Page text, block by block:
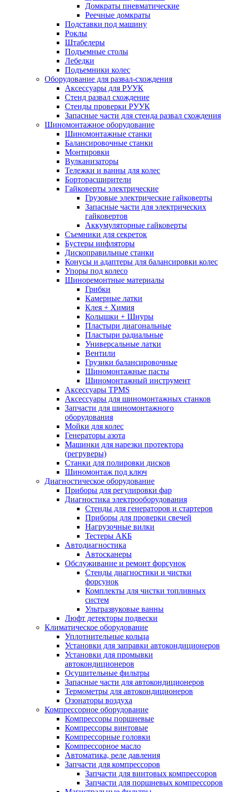
Домкраты пневматические
Реечные домкраты
Подставки под машину
Роклы
Штабелеры
Подъемные столы
Лебедки
Подъемники колес
Оборудование для развал-схождения
Аксессуары для РУУК
Стенд развал схождение
Стенды проверки РУУК
Запасные части для стенда развал схождения
Шиномонтажное оборудование
Шиномонтажные станки
Балансировочные станки
Монтировки
Вулканизаторы
Тележки и ванны для колес
Борторасширители
Гайковерты электрические
Грузовые электрические гайковерты
Запасные части для электрических
гайковертов
Аккумуляторные гайковерты
Съемники для секреток
Бустеры инфляторы
Дископравильные станки
Конусы и адаптеры для балансировки колес
Упоры под колесо
Шиноремонтные материалы
Грибки
Камерные латки
Клея + Химия
Колышки + Шнуры
Пластыри диагональные
Пластыри радиальные
Универсальные латки
Вентили
Грузики балансировочные
Шиномонтажные пасты
Шиномонтажный инструмент
Аксессуары TPMS
Аксессуары для шиномонтажных станков
Запчасти для шиномонтажного
оборудования
Мойки для колес
Генераторы азота
Машинки для нарезки протектора
(регруверы)
Станки для полировки дисков
Шиномонтаж под ключ
Диагностическое оборудование
Приборы для регулировки фар
Диагностика электрооборудования
Стенды для генераторов и стартеров
Приборы для проверки свечей
Нагрузочные вилки
Тестеры АКБ
Автодиагностика
Автосканеры
Обслуживание и ремонт форсунок
Стенды диагностики и чистки
форсунок
Комплекты для чистки топливных
систем
Ультразвуковые ванны
Люфт детекторы подвески
Климатическое оборудование
Уплотнительные кольца
Установки для заправки автокондиционеров
Установки для промывки
автокондиционеров
Осушительные фильтры
Запасные части для автокондиционеров
Термометры для автокондиционеров
Озонаторы воздуха
Компрессорное оборудование
Компрессоры поршневые
Компрессоры винтовые
Компрессорные головки
Компрессорное масло
Автоматика, реле давления
Запчасти для компрессоров
Запчасти для винтовых компрессоров
Запчасти для поршневых компрессоров